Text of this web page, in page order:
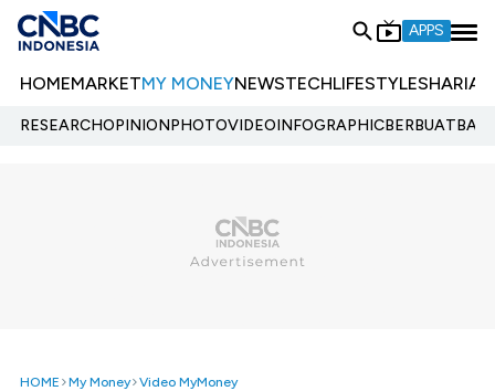
APPS
HOMEMARKETMY MONEYNEWSTECHLIFESTYLESHARIA
RESEARCHOPINIONPHOTOVIDEOINFOGRAPHIC
HOME My Money Video MyMoney